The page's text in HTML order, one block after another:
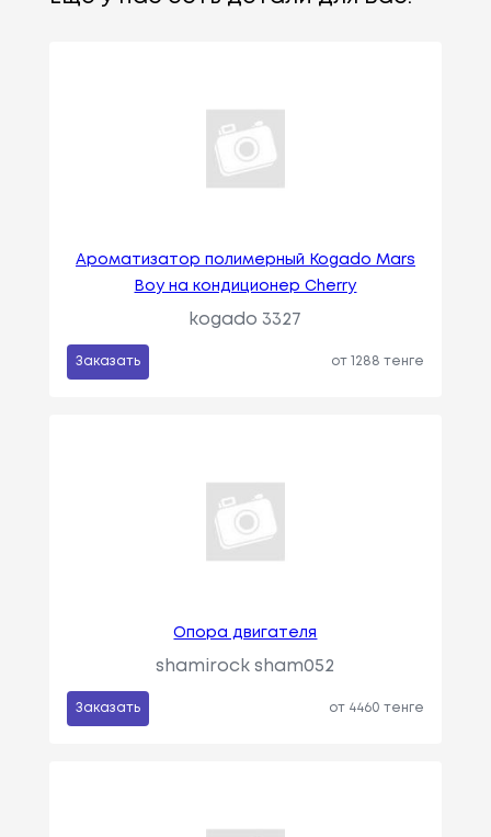
Ароматизатор полимерный Kogado Mars
Boy на кондиционер Cherry
kogado 3327
Заказать от 1288 тенге
Опора двигателя
shamirock sham052
Заказать от 4460 тенге